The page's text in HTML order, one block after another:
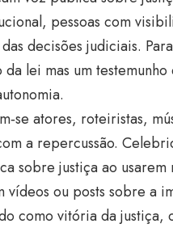
pessoas com
decisões judiciais.
lei mas um
atores, roteiristas,
a repercussão.
sobre justiça ao usarem
ou posts sobre a
como vitória da justiça,